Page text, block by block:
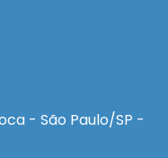
- São Paulo/SP -